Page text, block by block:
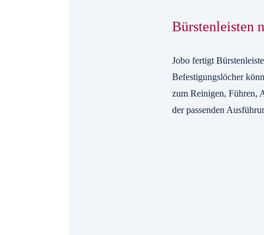
Bürstenleisten
Jobo fertigt
Befestigungslöcher
zum Reinigen, Führen,
der passenden